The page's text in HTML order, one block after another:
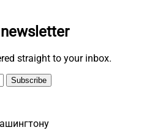
straight to your inbox.
Subscribe